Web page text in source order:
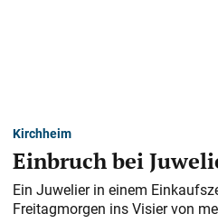
Kirchheim
Einbruch bei
Ein Juwelier in einem
Freitagmorgen ins Visier von